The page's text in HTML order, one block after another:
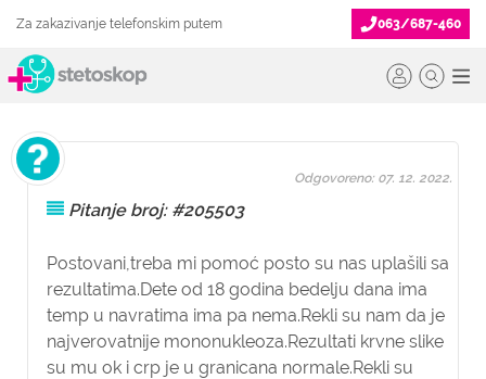
Za zakazivanje telefonskim putem 063/687-460
Pitanje broj: #205503
Postovani,treba mi pomoć posto su nas uplašili sa
rezultatima.Dete od 18 godina bedelju dana ima
temp u navratima ima pa nema.Rekli su nam da je
najverovatnije mononukleoza.Rezultati krvne slike
su mu ok i crp je u granicana normale.Rekli su
Odgovoreno: 07. 12. 2022.